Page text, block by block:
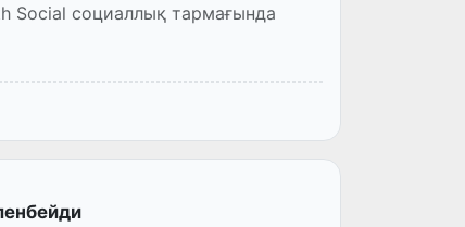
Social социаллық тармағында